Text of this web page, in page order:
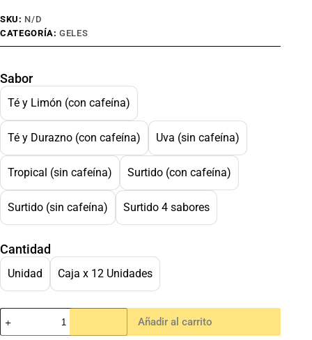
SKU: N/D
CATEGORÍA:GELES
Sabor
Té y Limón (con cafeína)
Té y Durazno (con cafeína) Uva (sin cafeína)
Tropical (sin cafeína) Surtido (con cafeína)
Surtido (sin cafeína) Surtido 4 sabores
Cantidad
Unidad Caja x 12 Unidades
Añadir al carrito